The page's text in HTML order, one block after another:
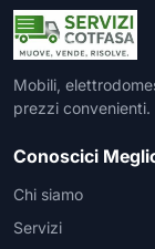
Mobili,
prezzi convenienti.
Conoscici
Chi siamo
Servizi